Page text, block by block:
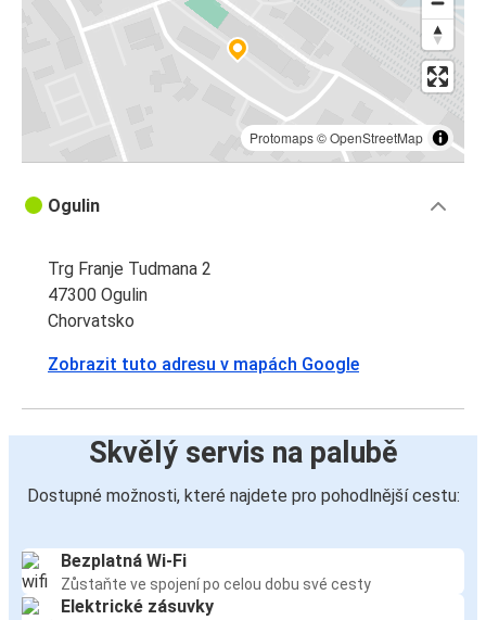
Protomaps©OpenStreetMap
Ogulin
Trg Franje Tudmana 2
47300 Ogulin
Chorvatsko
Zobrazit tuto adresu v mapách Google
Skvělý servis na palubě
Dostupné možnosti, které najdete pro pohodlnější cestu:
Bezplatná Wi-Fi
Zůstaňte ve spojení po celou dobu své cesty
Elektrické zásuvky